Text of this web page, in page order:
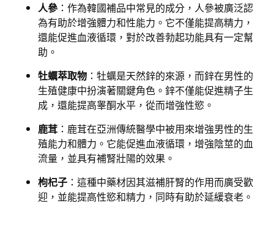
人參：作為韓國補品中常見的成分，人參被廣泛認
為有助於增強體力和性能力。它不僅能提高精力，
還能促進血液循環，對於改善勃起功能具有一定幫
助。
牡蠣萃取物 ：牡蠣是天然鋅的來源，而鋅在男性的
生殖健康中扮演著關鍵角色。鋅不僅能促進精子生
成，還能提高睾酮水平，從而增強性慾。
鹿茸 ：鹿茸在亞洲傳統醫學中被用來增強男性的生
殖能力和體力。它能促進血液循環，增強陰莖的血
流量，並具有補腎壯陽的效果。
枸杞子 ：這種中藥材因其滋補肝腎的作用而廣受歡
迎，並能提高性慾和精力，同時有助於延緩衰老。